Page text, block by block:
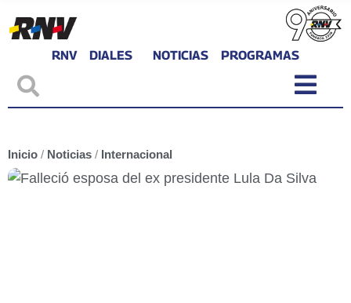
RNV DIALES NOTICIAS PROGRAMAS
Inicio / Noticias / Internacional